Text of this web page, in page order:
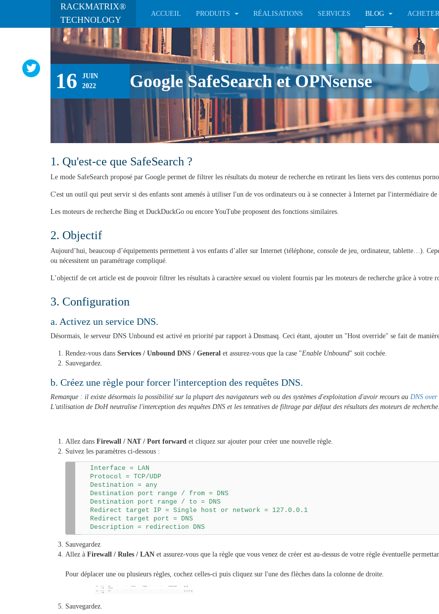
RACKMATRIX®
TECHNOLOGY
ACCUEIL PRODUITS RÉALISATIONS SERVICES BLOG ACHETER
16
JUIN
2022
Google SafeSearch et OPNsense
1. Qu'est-ce que SafeSearch ?
Le mode SafeSearch proposé par Google permet de filtrer les résultats du moteur de recherche en retirant les liens vers des contenus
C'est un outil qui peut servir si des enfants sont amenés à utiliser l'un de vos ordinateurs ou à se connecter à Internet par l'intermédiaire de
Les moteurs de recherche Bing et DuckDuckGo ou encore YouTube proposent des fonctions similaires.
2. Objectif
Aujourd’hui, beaucoup d’équipements permettent à vos enfants d’aller sur Internet (téléphone, console de jeu, ordinateur, tablette…).
ou nécessitent un paramétrage compliqué.
L’objectif de cet article est de pouvoir filtrer les résultats à caractère sexuel ou violent fournis par les moteurs de recherche grâce à votre
3. Configuration
a. Activez un service DNS.
Désormais, le serveur DNS Unbound est activé en priorité par rapport à Dnsmasq. Ceci étant, ajouter un "Host override" se fait de
Rendez-vous dans Services / Unbound DNS / General et assurez-vous que la case "Enable Unbound" soit cochée.
Sauvegardez.
b. Créez une règle pour forcer l'interception des requêtes DNS.
Remarque : il existe désormais la possibilité sur la plupart des navigateurs web ou des systèmes d'exploitation d'avoir recours au DNS
L'utilisation de DoH neutralise l'interception des requêtes DNS et les tentatives de filtrage par défaut des résultats des moteurs de recherche.
Allez dans Firewall / NAT / Port forward et cliquez sur ajouter pour créer une nouvelle règle.
Suivez les paramètres ci-dessous :
Interface = LAN
Protocol = TCP/UDP
Destination = any
Destination port range / from = DNS
Destination port range / to = DNS
Redirect target IP = Single host or network = 127.0.0.1
Redirect target port = DNS
Description = redirection DNS
Sauvegardez
Allez à Firewall / Rules / LAN et assurez-vous que la règle que vous venez de créer est au-dessus de votre règle éventuelle
Pour déplacer une ou plusieurs règles, cochez celles-ci puis cliquez sur l'une des flèches dans la colonne de droite.
Sauvegardez.